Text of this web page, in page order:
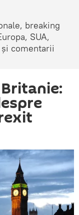
breaking
SUA,
și comentarii